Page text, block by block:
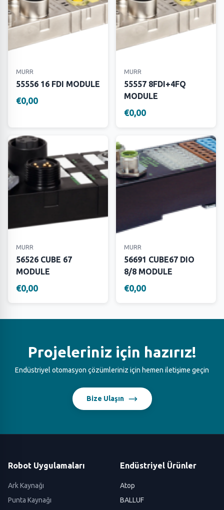
MURR
55556 16 FDI MODULE
€0,00
MURR
55557 8FDI+4FQ
MODULE
€0,00
MURR
56526 CUBE 67
MODULE
€0,00
MURR
56691 CUBE67 DIO
8/8 MODULE
€0,00
Projeleriniz için hazırız!
Endüstriyel otomasyon çözümleriniz için hemen iletişime geçin
Bize Ulaşın
Robot Uygulamaları
Ark Kaynağı
Punta Kaynağı
Endüstriyel Ürünler
Atop
BALLUF